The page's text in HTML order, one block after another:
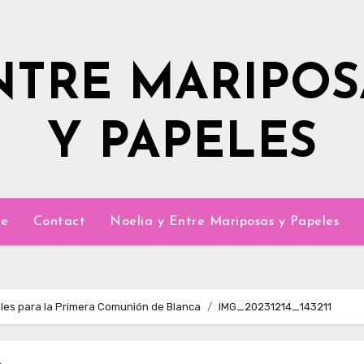
Y PAPELES
Contact Noelia y Entre Mariposas y Papeles
para la Primera Comunión de Blanca IMG_20231214_143211